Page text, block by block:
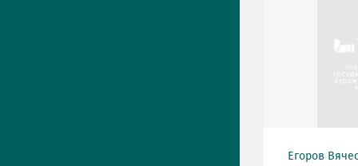
Егоров